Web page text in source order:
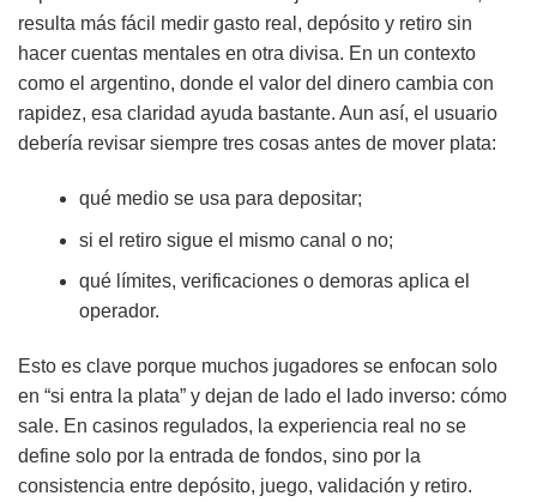
resulta más fácil medir gasto real, depósito y retiro sin
hacer cuentas mentales en otra divisa. En un contexto
como el argentino, donde el valor del dinero cambia con
rapidez, esa claridad ayuda bastante. Aun así, el usuario
debería revisar siempre tres cosas antes de mover plata:
qué medio se usa para depositar;
si el retiro sigue el mismo canal o no;
qué límites, verificaciones o demoras aplica el
operador.
Esto es clave porque muchos jugadores se enfocan solo
en “si entra la plata” y dejan de lado el lado inverso: cómo
sale. En casinos regulados, la experiencia real no se
define solo por la entrada de fondos, sino por la
consistencia entre depósito, juego, validación y retiro.